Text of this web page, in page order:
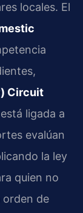
locales. El
Circuit
ligada a
evalúan
la ley
quien no
orden de